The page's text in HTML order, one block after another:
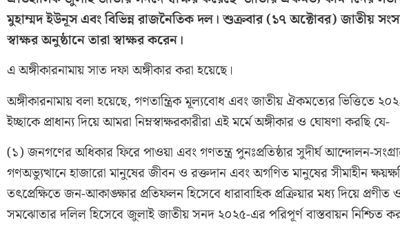
মুহাম্মদ ইউনূস এবং বিভিন্ন রাজনৈতিক দল। শুক্রবার (১৭ অক্টোবর) জাতীয়
স্বাক্ষর অনুষ্ঠানে তারা স্বাক্ষর করেন।
এ অঙ্গীকারনামায় সাত দফা অঙ্গীকার করা হয়েছে।
অঙ্গীকারনামায় বলা হয়েছে, গণতান্ত্রিক মূল্যবোধ এবং জাতীয় ঐকমত্যের ভিত্তিতে
ইচ্ছাকে প্রাধান্য দিয়ে আমরা নিম্নস্বাক্ষরকারীরা এই মর্মে অঙ্গীকার ও ঘোষণা করছি যে-
(১) জনগণের অধিকার ফিরে পাওয়া এবং গণতন্ত্র পুনঃপ্রতিষ্ঠার সুদীর্ঘ আন্দোলন-
গণঅভ্যুত্থানে হাজারো মানুষের জীবন ও রক্তদান এবং অগণিত মানুষের সীমাহীন
তৎপ্রেক্ষিতে জন-আকাঙ্ক্ষার প্রতিফলন হিসেবে ধারাবাহিক প্রক্রিয়ার মধ্য দিয়ে
সমঝোতার দলিল হিসেবে জুলাই জাতীয় সনদ ২০২৫-এর পরিপূর্ণ বাস্তবায়ন নিশ্চিত